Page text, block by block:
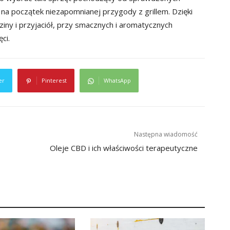
początek niezapomnianej przygody z grillem. Dzięki
i przyjaciół, przy smacznych i aromatycznych
Pinterest WhatsApp
Następna wiadomość
Oleje CBD i ich właściwości terapeutyczne